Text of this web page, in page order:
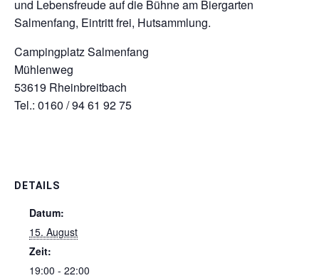
und Lebensfreude auf die Bühne am Biergarten
Salmenfang, Eintritt frei, Hutsammlung.
Campingplatz Salmenfang
Mühlenweg
53619 Rheinbreitbach
Tel.: 0160 / 94 61 92 75
DETAILS
Datum:
15. August
Zeit:
19:00 - 22:00